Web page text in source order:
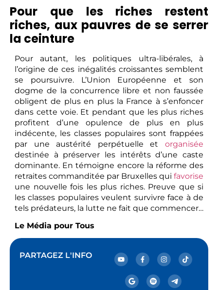
Pour que les riches restent
riches, aux pauvres de se serrer
la ceinture
Pour autant, les politiques ultra-libérales, à
l’origine de ces inégalités croissantes semblent
se poursuivre. L’Union Européenne et son
dogme de la concurrence libre et non faussée
obligent de plus en plus la France à s’enfoncer
dans cette voie. Et pendant que les plus riches
profitent d’une opulence de plus en plus
indécente, les classes populaires sont frappées
par une austérité perpétuelle et organisée
destinée à préserver les intérêts d’une caste
dominante. En témoigne encore la réforme des
retraites commanditée par Bruxelles qui favorise
une nouvelle fois les plus riches. Preuve que si
les classes populaires veulent survivre face à de
tels prédateurs, la lutte ne fait que commencer…
Le Média pour Tous
PARTAGEZ L'INFO